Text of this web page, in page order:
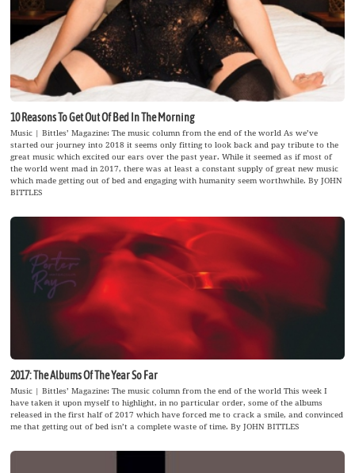
10 Reasons To Get Out Of Bed In The Morning
Music | Bittles’ Magazine: The music column from the end of the world As we’ve
started our journey into 2018 it seems only fitting to look back and pay tribute to the
great music which excited our ears over the past year. While it seemed as if most of
the world went mad in 2017, there was at least a constant supply of great new music
which made getting out of bed and engaging with humanity seem worthwhile. By JOHN
BITTLES
2017: The Albums Of The Year So Far
Music | Bittles’ Magazine: The music column from the end of the world This week I
have taken it upon myself to highlight, in no particular order, some of the albums
released in the first half of 2017 which have forced me to crack a smile, and convinced
me that getting out of bed isn’t a complete waste of time. By JOHN BITTLES